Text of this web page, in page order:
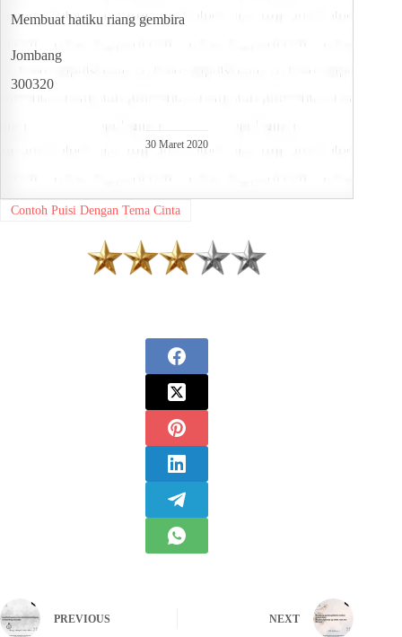
Membuat hatiku riang gembira
Jombang
300320
30 Maret 2020
Contoh Puisi Dengan Tema Cinta
PREVIOUS NEXT